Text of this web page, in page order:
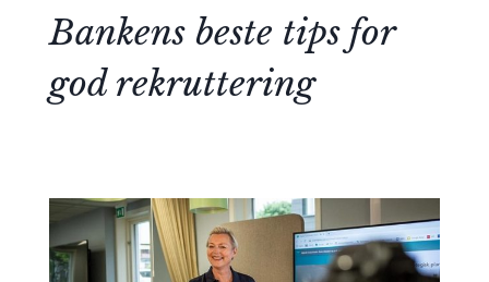
Bankens beste tips for
god rekruttering